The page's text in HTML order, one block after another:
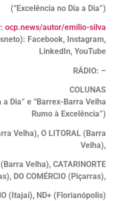
(“Excelência no Dia a Dia”)
ocp.news/autor/emilio-silva
Facebook, Instagram,
LinkedIn, YouTube
RÁDIO: –
COLUNAS
a Dia” e “Barrex-Barra Velha
Rumo à Excelência”)
Velha), O LITORAL (Barra
Velha),
Velha), CATARINORTE
DO COMÉRCIO (Piçarras),
(Itajaí), ND+ (Florianópolis)